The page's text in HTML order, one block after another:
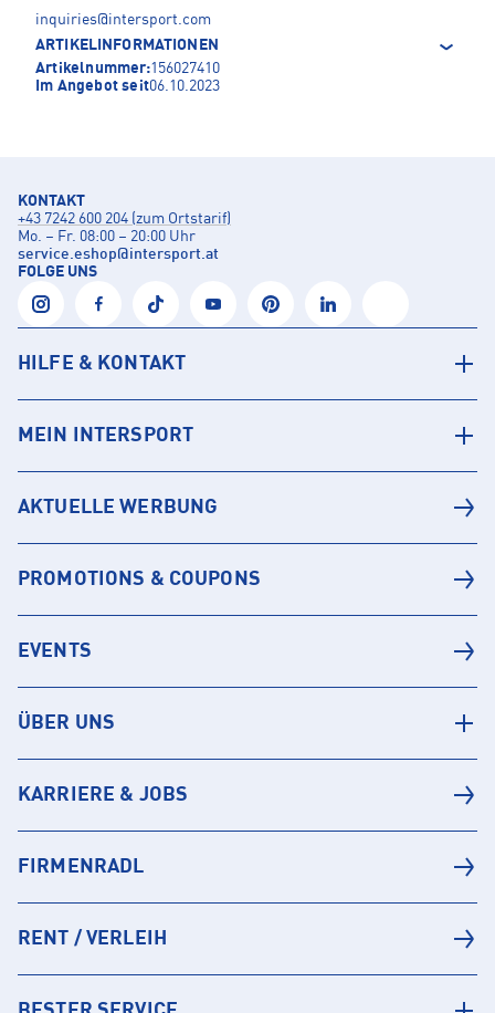
inquiries@intersport.com
ARTIKELINFORMATIONEN
Artikelnummer:156027410
Im Angebot seit06.10.2023
KONTAKT
+43 7242 600 204 (zum Ortstarif)
Mo. – Fr. 08:00 – 20:00 Uhr
service.eshop@intersport.at
FOLGE UNS
HILFE & KONTAKT
MEIN INTERSPORT
AKTUELLE WERBUNG
PROMOTIONS & COUPONS
EVENTS
ÜBER UNS
KARRIERE & JOBS
FIRMENRADL
RENT / VERLEIH